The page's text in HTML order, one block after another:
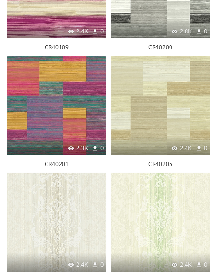
2.4K 0
CR40109
2.8K 0
CR40200
2.3K 0
CR40201
2.4K 0
CR40205
2.4K 0 2.4K 0